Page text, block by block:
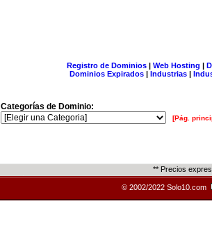
Registro de Dominios| Web Hosting |
Dominios Expirados | Industrias |
Categorías de Dominio:
[Pág.
** Precios
© 2002/2022 Solo10.com